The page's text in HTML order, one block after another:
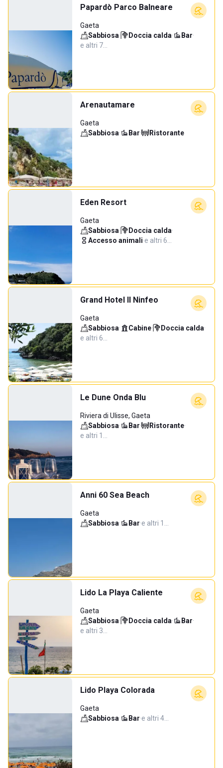
Papardò Parco Balneare
Gaeta
Sabbiosa· Doccia calda· Bar·
e altri 7…
Arenautamare
Gaeta
Sabbiosa· Bar· Ristorante
Eden Resort
Gaeta
Sabbiosa· Doccia calda·
Accesso animali·e altri 6…
Grand Hotel Il Ninfeo
Gaeta
Sabbiosa· Cabine· Doccia calda·
e altri 6…
Le Dune Onda Blu
Riviera di Ulisse, Gaeta
Sabbiosa· Bar· Ristorante·
e altri 1…
Anni 60 Sea Beach
Gaeta
Sabbiosa· Bar·e altri 1…
Lido La Playa Caliente
Gaeta
Sabbiosa· Doccia calda· Bar·
e altri 3…
Lido Playa Colorada
Gaeta
Sabbiosa· Bar·e altri 4…